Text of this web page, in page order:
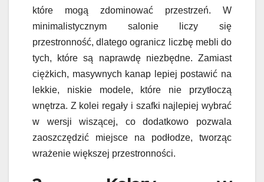
które mogą zdominować przestrzeń. W
minimalistycznym salonie liczy się
przestronność, dlatego ogranicz liczbę mebli do
tych, które są naprawdę niezbędne. Zamiast
ciężkich, masywnych kanap lepiej postawić na
lekkie, niskie modele, które nie przytłoczą
wnętrza. Z kolei regały i szafki najlepiej wybrać
w wersji wiszącej, co dodatkowo pozwala
zaoszczędzić miejsce na podłodze, tworząc
wrażenie większej przestronności.